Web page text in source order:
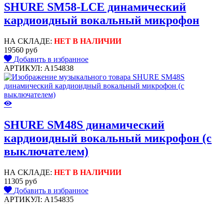
SHURE SM58-LCE динамический
кардиоидный вокальный микрофон
НА СКЛАДЕ: НЕТ В НАЛИЧИИ
19560 руб
Добавить в избранное
АРТИКУЛ: A154838
SHURE SM48S динамический
кардиоидный вокальный микрофон (с
выключателем)
НА СКЛАДЕ: НЕТ В НАЛИЧИИ
11305 руб
Добавить в избранное
АРТИКУЛ: A154835